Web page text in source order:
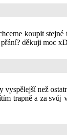
koupit
děkuji moc xD
než
trapně a za